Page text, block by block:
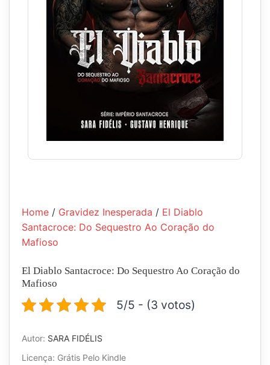
Home / Gravidez Inesperada / El Diablo
Santacroce: Do Sequestro Ao Coração do
Mafioso
El Diablo Santacroce: Do Sequestro Ao Coração do
Mafioso
5/5 - (3 votos)
Autor: SARA FIDÉLIS
Licença: Grátis Pelo Kindle